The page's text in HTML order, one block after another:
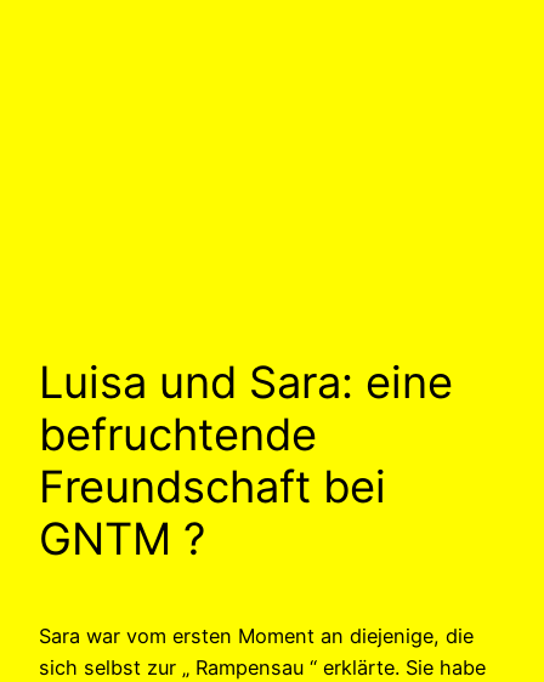
Luisa und Sara: eine
befruchtende
Freundschaft bei
GNTM ?
Sara war vom ersten Moment an diejenige, die
sich selbst zur „ Rampensau “ erklärte. Sie habe